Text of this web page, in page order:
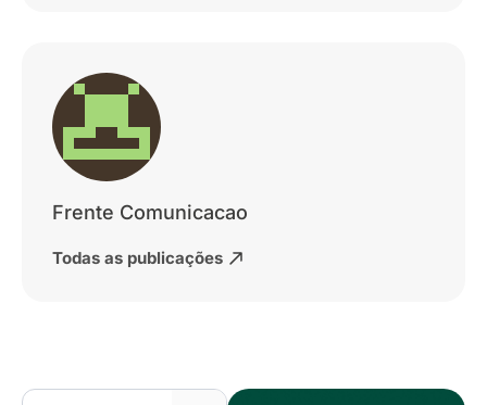
Frente Comunicacao
Todas as publicações